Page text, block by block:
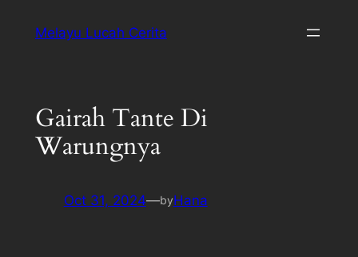
Melayu Lucah Cerita
Gairah Tante Di
Warungnya
Oct 31, 2024—byHana